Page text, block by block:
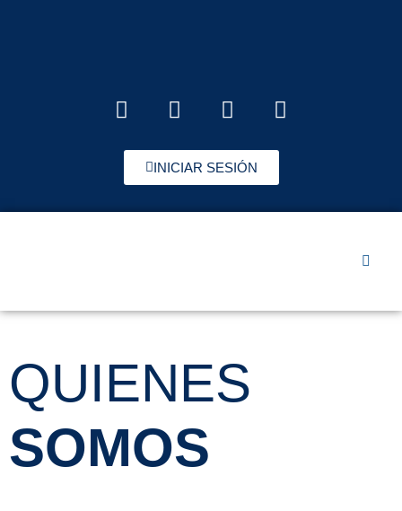
INICIAR SESIÓN
QUIENES
SOMOS